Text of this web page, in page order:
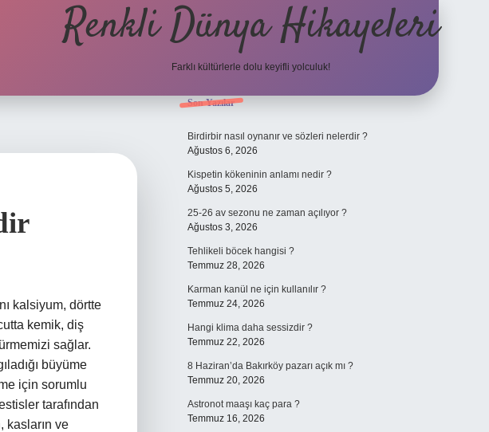
Renkli Dünya Hikayeleri
Farklı kültürlerle dolu keyifli yolculuk!
kalsiyum, dörtte
kemik, diş
sağlar.
büyüme
için sorumlu
tarafından
kasların ve
Sidebar
Son Yazılar
Birdirbir nasıl oynanır ve sözleri nelerdir ?
Ağustos 6, 2026
Kispetin kökeninin anlamı nedir ?
Ağustos 5, 2026
25-26 av sezonu ne zaman açılıyor ?
Ağustos 3, 2026
Tehlikeli böcek hangisi ?
Temmuz 28, 2026
Karman kanül ne için kullanılır ?
Temmuz 24, 2026
Hangi klima daha sessizdir ?
Temmuz 22, 2026
8 Haziran’da Bakırköy pazarı açık mı ?
Temmuz 20, 2026
Astronot maaşı kaç para ?
Temmuz 16, 2026